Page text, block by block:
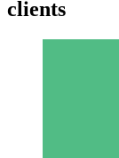
clients